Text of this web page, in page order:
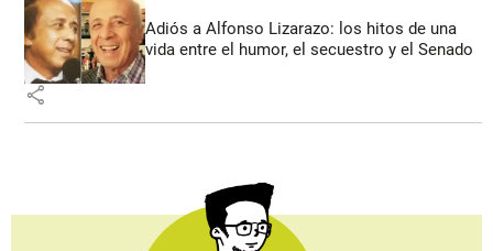
Adiós a Alfonso Lizarazo: los hitos de una
vida entre el humor, el secuestro y el Senado
share